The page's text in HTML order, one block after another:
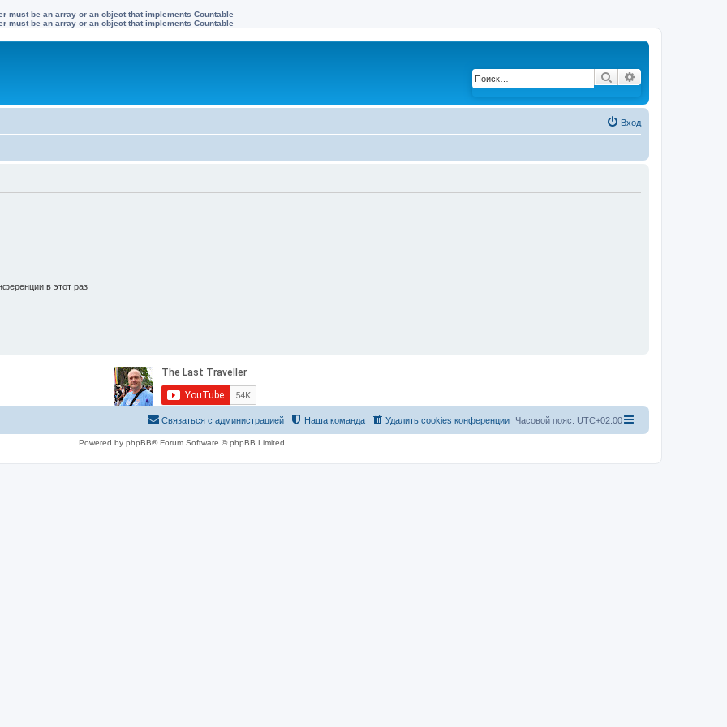
must be an array or an object that implements Countable
must be an array or an object that implements Countable
Поиск
Вход
в этот раз
Часовой пояс: UTC+02:00
Удалить cookies конференции
Наша команда
Связаться с администрацией
Powered by phpBB® Forum Software © phpBB Limited